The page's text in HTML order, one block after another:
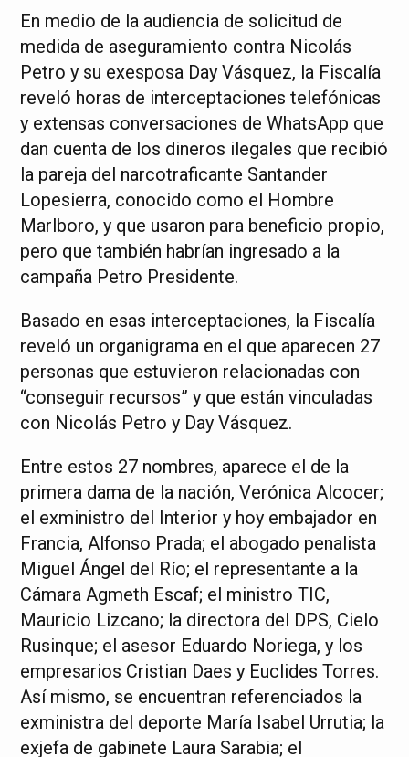
En medio de la audiencia de solicitud de
medida de aseguramiento contra Nicolás
Petro y su exesposa Day Vásquez, la Fiscalía
reveló horas de interceptaciones telefónicas
y extensas conversaciones de WhatsApp que
dan cuenta de los dineros ilegales que recibió
la pareja del narcotraficante Santander
Lopesierra, conocido como el Hombre
Marlboro, y que usaron para beneficio propio,
pero que también habrían ingresado a la
campaña Petro Presidente.
Basado en esas interceptaciones, la Fiscalía
reveló un organigrama en el que aparecen 27
personas que estuvieron relacionadas con
“conseguir recursos” y que están vinculadas
con Nicolás Petro y Day Vásquez.
Entre estos 27 nombres, aparece el de la
primera dama de la nación, Verónica Alcocer;
el exministro del Interior y hoy embajador en
Francia, Alfonso Prada; el abogado penalista
Miguel Ángel del Río; el representante a la
Cámara Agmeth Escaf; el ministro TIC,
Mauricio Lizcano; la directora del DPS, Cielo
Rusinque; el asesor Eduardo Noriega, y los
empresarios Cristian Daes y Euclides Torres.
Así mismo, se encuentran referenciados la
exministra del deporte María Isabel Urrutia; la
exjefa de gabinete Laura Sarabia; el